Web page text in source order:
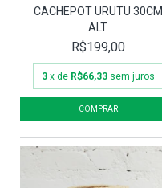
CACHEPOT URUTU 30CM
ALT
R$199,00
3 x de R$66,33 sem juros